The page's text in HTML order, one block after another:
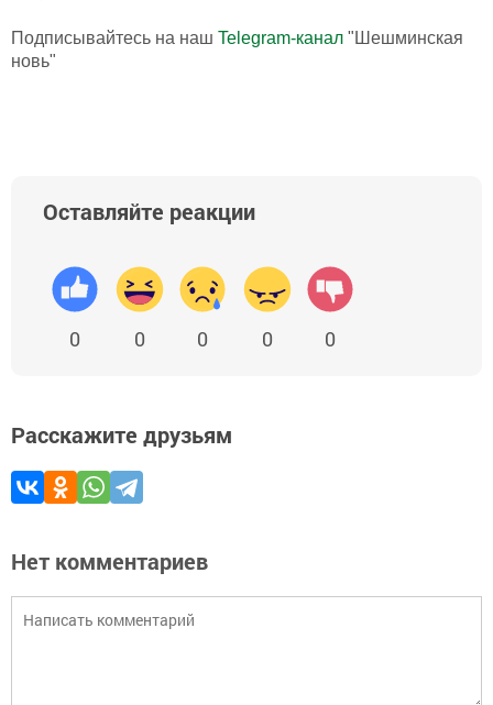
Подписывайтесь на наш Telegram-канал "Шешминская
новь"
Оставляйте реакции
0 0 0 0 0
Расскажите друзьям
Нет комментариев